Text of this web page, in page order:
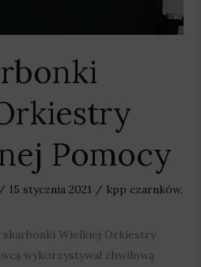
Pomocy
/ 15 stycznia 2021 / kpp czarnków,
skarbonki Wielkiej Orkiestry
wykorzystywał chwilową